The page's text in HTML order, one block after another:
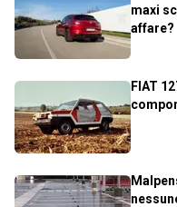
maxi
affare?
FIAT